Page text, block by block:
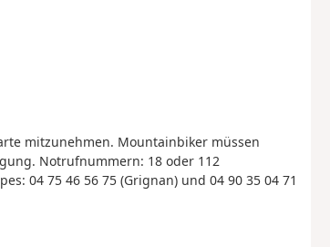
mitzunehmen. Mountainbiker müssen
Notrufnummern: 18 oder 112
04 75 46 56 75 (Grignan) und 04 90 35 04 71